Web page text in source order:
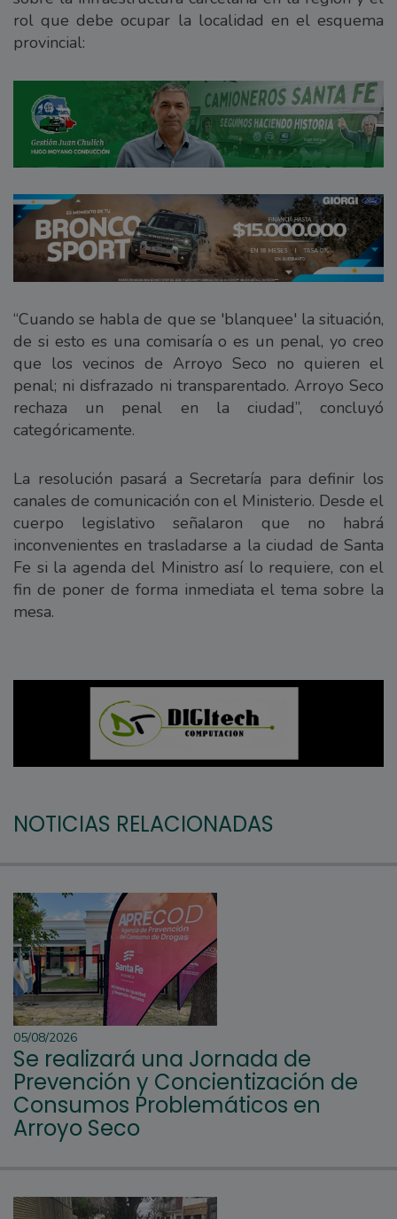
rol que debe ocupar la localidad en el esquema
provincial:
“Cuando se habla de que se 'blanquee' la situación,
de si esto es una comisaría o es un penal, yo creo
que los vecinos de Arroyo Seco no quieren el
penal; ni disfrazado ni transparentado. Arroyo Seco
rechaza un penal en la ciudad”, concluyó
categóricamente.
La resolución pasará a Secretaría para definir los
canales de comunicación con el Ministerio. Desde el
cuerpo legislativo señalaron que no habrá
inconvenientes en trasladarse a la ciudad de Santa
Fe si la agenda del Ministro así lo requiere, con el
fin de poner de forma inmediata el tema sobre la
mesa.
NOTICIAS RELACIONADAS
05/08/2026
Se realizará una Jornada de
Prevención y Concientización de
Consumos Problemáticos en
Arroyo Seco